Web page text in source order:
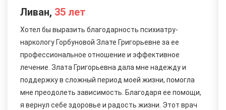
Ливан, 35 лет
Хотел бы выразить благодарность психиатру-
наркологу Горбуновой Злате Григорьевне за ее
профессиональное отношение и эффективное
лечение. Злата Григорьевна дала мне надежду и
поддержку в сложный период моей жизни, помогла
мне преодолеть зависимость. Благодаря ее помощи,
я вернул себе здоровье и радость жизни. Этот врач